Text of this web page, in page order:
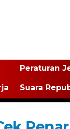
Peraturan
Suara